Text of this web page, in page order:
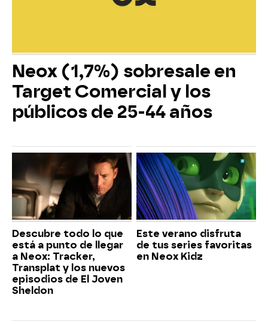
Neox (1,7%) sobresale en
Target Comercial y los
públicos de 25-44 años
Descubre todo lo que
está a punto de llegar
a Neox: Tracker,
Transplat y los nuevos
episodios de El Joven
Sheldon
Este verano disfruta
de tus series favoritas
en Neox Kidz